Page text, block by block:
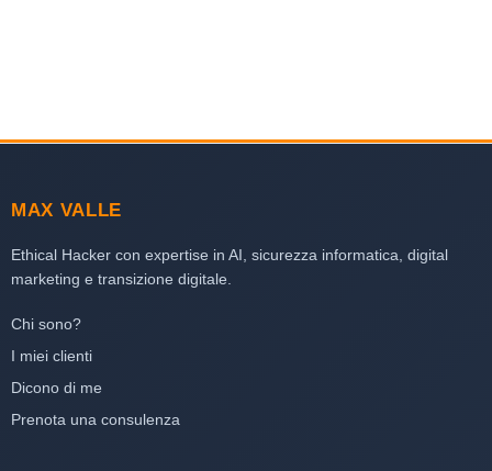
MAX VALLE
Ethical Hacker con expertise in AI, sicurezza informatica, digital
marketing e transizione digitale.
Chi sono?
I miei clienti
Dicono di me
Prenota una consulenza